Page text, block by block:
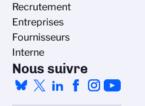
Recrutement
Entreprises
Fournisseurs
Interne
Nous suivre